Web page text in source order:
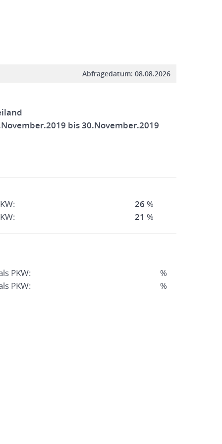
Abfragedatum: 08.08.2026
bis 30.November.2019
26 %
21 %
PKW:
%
PKW: %